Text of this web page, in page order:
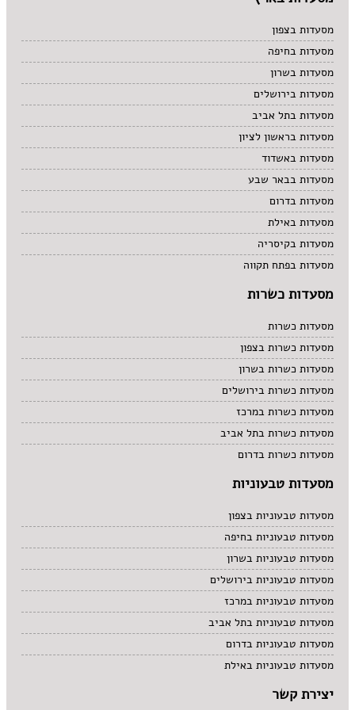
מסעדות בצפון
מסעדות בחיפה
מסעדות בשרון
מסעדות בירושלים
מסעדות בתל אביב
מסעדות בראשון לציון
מסעדות באשדוד
מסעדות בבאר שבע
מסעדות בדרום
מסעדות באילת
מסעדות בקיסריה
מסעדות בפתח תקווה
מסעדות כשרות
מסעדות כשרות
מסעדות כשרות בצפון
מסעדות כשרות בשרון
מסעדות כשרות בירושלים
מסעדות כשרות במרכז
מסעדות כשרות בתל אביב
מסעדות כשרות בדרום
מסעדות טבעוניות
מסעדות טבעוניות בצפון
מסעדות טבעוניות בחיפה
מסעדות טבעוניות בשרון
מסעדות טבעוניות בירושלים
מסעדות טבעוניות במרכז
מסעדות טבעוניות בתל אביב
מסעדות טבעוניות בדרום
מסעדות טבעוניות באילת
יצירת קשר